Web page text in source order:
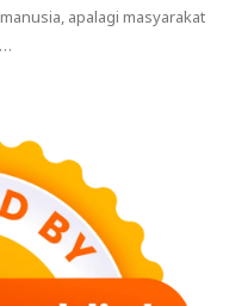
apalagi masyarakat